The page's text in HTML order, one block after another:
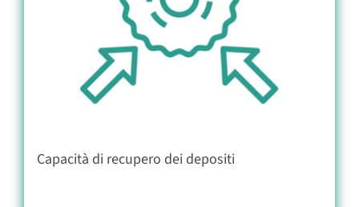
Capacità di recupero dei depositi